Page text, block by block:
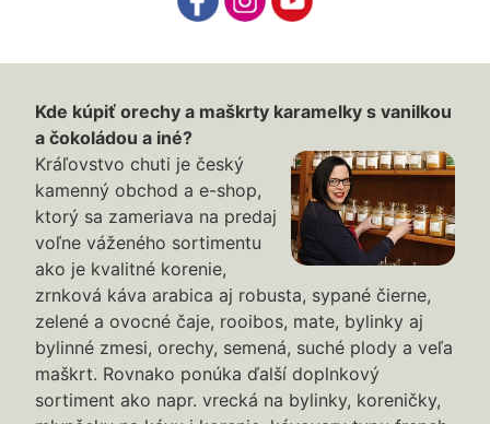
Kde kúpiť orechy a maškrty karamelky s vanilkou
a čokoládou a iné?
Kráľovstvo chuti je český
kamenný obchod a e-shop,
ktorý sa zameriava na predaj
voľne váženého sortimentu
ako je kvalitné korenie,
zrnková káva arabica aj robusta, sypané čierne,
zelené a ovocné čaje, rooibos, mate, bylinky aj
bylinné zmesi, orechy, semená, suché plody a veľa
maškrt. Rovnako ponúka ďalší doplnkový
sortiment ako napr. vrecká na bylinky, koreničky,